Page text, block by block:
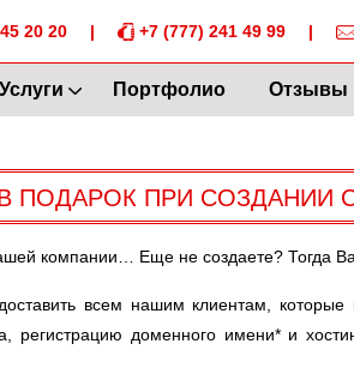
20 20 | +7 (777) 241 49 99 |
Услуги Портфолио Отзывы
ПОДАРОК ПРИ СОЗДАНИИ
компании… Еще не создаете? Тогда
всем нашим клиентам,
регистрацию доменного имени* и